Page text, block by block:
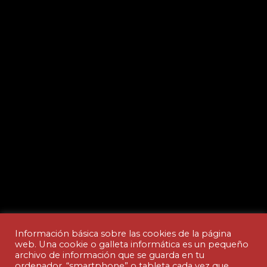
Información básica sobre las cookies de la página
web. Una cookie o galleta informática es un pequeño
archivo de información que se guarda en tu